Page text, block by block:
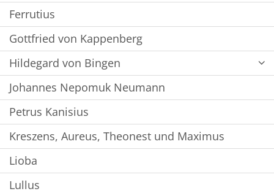
Ferrutius
Gottfried von Kappenberg
Hildegard von Bingen
Johannes Nepomuk Neumann
Petrus Kanisius
Kreszens, Aureus, Theonest und Maximus
Lioba
Lullus